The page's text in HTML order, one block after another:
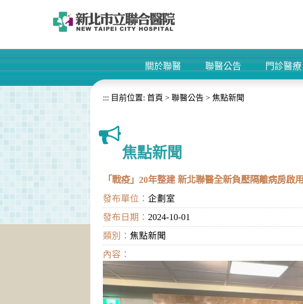
+
關於聯醫
+
聯醫公告
+
門診醫療
::: 目前位置: 首頁 > 聯醫公告 > 焦點新聞
焦點新聞
「戰疫」20年整建 新北聯醫全新負壓隔離病房啟用
發布單位： 企劃室
發布日期： 2024-10-01
類別： 焦點新聞
內容：